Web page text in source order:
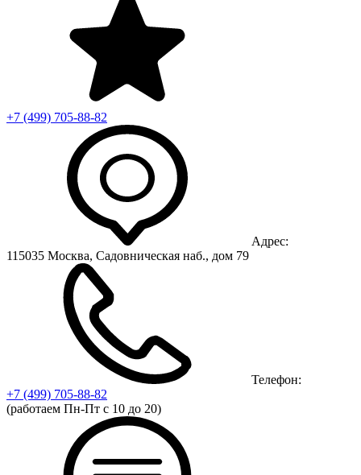
+7 (499) 705-88-82
Адрес:
115035 Москва, Садовническая наб., дом 79
Телефон:
+7 (499) 705-88-82
(работаем Пн-Пт с 10 до 20)